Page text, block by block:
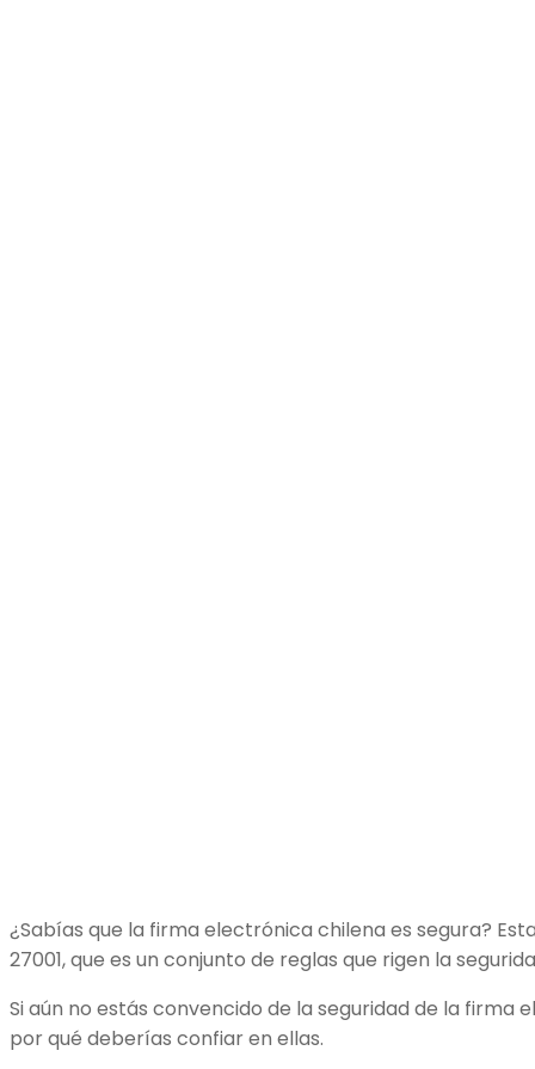
¿Sabías que la firma electrónica chilena es segura?
27001, que es un conjunto de reglas que rigen la
Si aún no estás convencido de la seguridad de la firma
por qué deberías confiar en ellas.